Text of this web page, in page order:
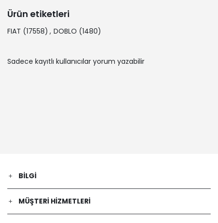
Ürün etiketleri
FIAT (17558) , DOBLO (1480)
Sadece kayıtlı kullanıcılar yorum yazabilir
BILGI
MÜŞTERI HIZMETLERI